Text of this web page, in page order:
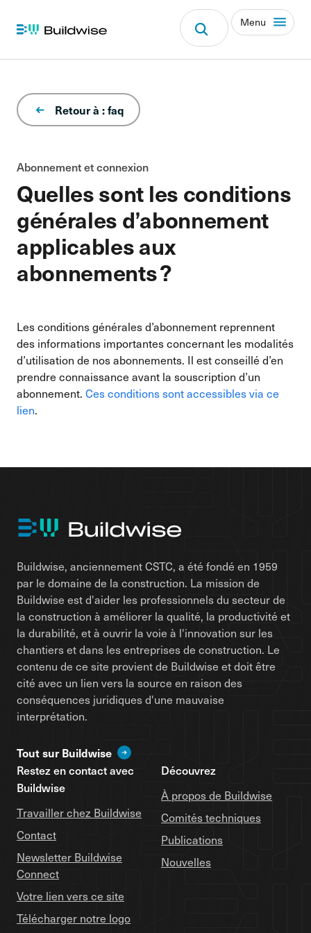
Menu
Quelles sont les conditions
générales d’abonnement
applicables aux
abonnements ?
Abonnement et connexion
Retour à : faq
Les conditions générales d’abonnement reprennent
des informations importantes concernant les modalités
d’utilisation de nos abonnements. Il est conseillé d’en
prendre connaissance avant la souscription d’un
abonnement. Ces conditions sont accessibles via ce
lien.
Buildwise, anciennement CSTC, a été fondé en 1959
par le domaine de la construction. La mission de
Buildwise est d'aider les professionnels du secteur de
la construction à améliorer la qualité, la productivité et
la durabilité, et à ouvrir la voie à l'innovation sur les
chantiers et dans les entreprises de construction. Le
contenu de ce site provient de Buildwise et doit être
cité avec un lien vers la source en raison des
conséquences juridiques d'une mauvaise
interprétation.
Tout sur Buildwise
Restez en contact avec
Buildwise
Travailler chez Buildwise
Contact
Newsletter Buildwise
Connect
Votre lien vers ce site
Télécharger notre logo
Découvrez
À propos de Buildwise
Comités techniques
Publications
Nouvelles